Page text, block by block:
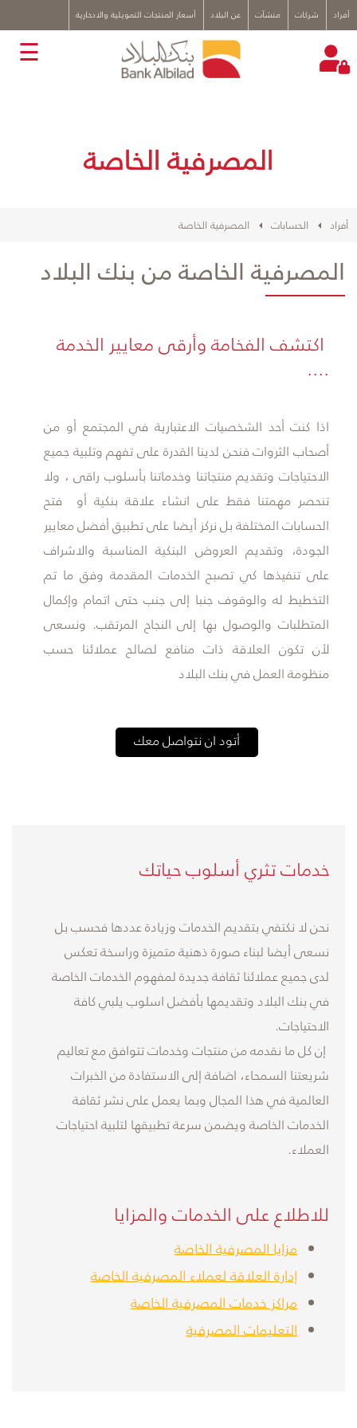
أفراد شركات منشآت عن البلاد أسعار المنتجات التمويلية والادخارية x☰
المصرفية الخاصة
أفراد الحسابات المصرفية الخاصة
المصرفية الخاصة من بنك البلاد
اكتشف الفخامة وأرقى معايير الخدمة
....
​اذا كنت أحد الشخصيات الاعتبارية في المجتمع أو من
أصحاب الثروات فنحن لدينا القدرة على تفهم وتلبية جميع
الاحتياجات وتقديم منتجاتنا وخدماتنا بأسلوب راقى ، ولا
تنحصر مهمتنا فقط على انشاء علاقة بنكية أو فتح
الحسابات المختلفة بل نركز أيضا على تطبيق أفضل معايير
الجودة، وتقديم العروض البنكية المناسبة والاشراف
على تنفيذها كي تصبح الخدمات المقدمة وفق ما تم
التخطيط له والوقوف جنبا إلى جنب حتى اتمام وإكمال
المتطلبات والوصول بها إلى النجاح المرتقب. ونسعى
لأن تكون العلاقة ذات منافع لصالح عملائنا حسب
منظومة العمل في بنك البلاد
أتود ان نتواصل معك
خدمات تثري أسلوب حياتك
نحن لا نكتفي بتقديم الخدمات وزيادة عددها فحسب بل
نسعى أيضا لبناء صورة ذهنية متميزة وراسخة تعكس
لدى جميع عملائنا ثقافة جديدة لمفهوم الخدمات الخاصة
في بنك البلاد وتقديمها بأفضل اسلوب يلبي كافة
الاحتياجات.
إن كل ما نقدمه من منتجات وخدمات تتوافق مع تعاليم
شريعتنا السمحاء، اضافة إلى الاستفادة من الخبرات
العالمية في هذا المجال وبما يعمل على نشر ثقافة
الخدمات الخاصة ويضمن سرعة تطبيقها لتلبية احتياجات
العملاء.
للاطلاع على الخدمات والمزايا
مزايا المصرفية الخاصة
إدارة العلاقة لعملاء المصرفية الخاصة
مراكز خدمات المصرفية الخاصة
التعليمات المصرفية